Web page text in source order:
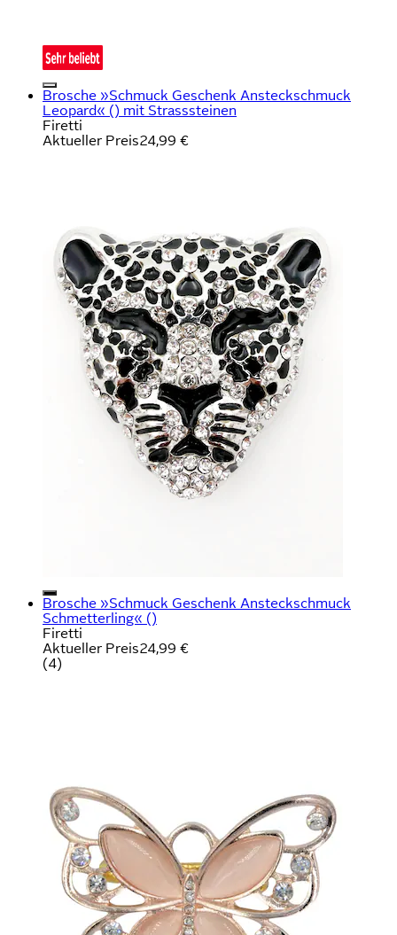
Brosche »Schmuck Geschenk Ansteckschmuck
Leopard« () mit Strasssteinen
Firetti
Aktueller Preis24,99 €
Brosche »Schmuck Geschenk Ansteckschmuck
Schmetterling« ()
Firetti
Aktueller Preis24,99 €
(4)